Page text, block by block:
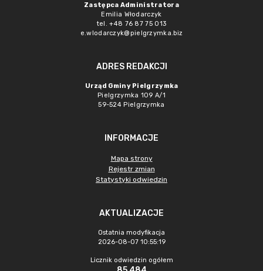
Zastępca Administratora
Emilia Włodarczyk
tel. +48 76 87 75 013
e.wlodarczyk@pielgrzymka.biz
ADRES REDAKCJI
Urząd Gminy Pielgrzymka
Pielgrzymka 109 A/1
59-524 Pielgrzymka
INFORMACJE
Mapa strony
Rejestr zmian
Statystyki odwiedzin
AKTUALIZACJE
Ostatnia modyfikacja
2026-08-07 10:55:19
Licznik odwiedzin ogółem